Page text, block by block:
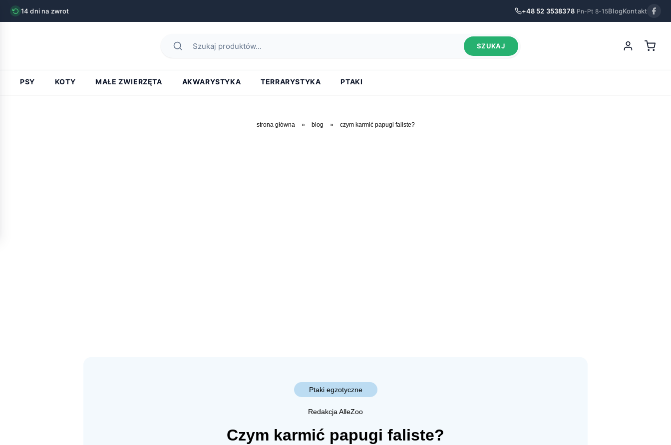
14 dni na zwrot +48 52 3538378 Pn-Pt 8-15BlogKontakt
SZUKAJ
PSY KOTY MAŁE ZWIERZĘTA AKWARYSTYKA TERRARYSTYKA PTAKI
strona główna » blog » czym karmić papugi faliste?
Ptaki egzotyczne
Redakcja AlleZoo
Czym karmić papugi faliste?